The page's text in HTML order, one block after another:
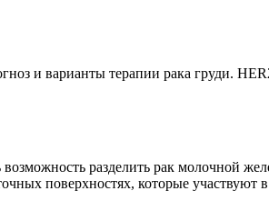
и варианты терапии рака груди.
возможность разделить рак молочной
поверхностях, которые участвуют